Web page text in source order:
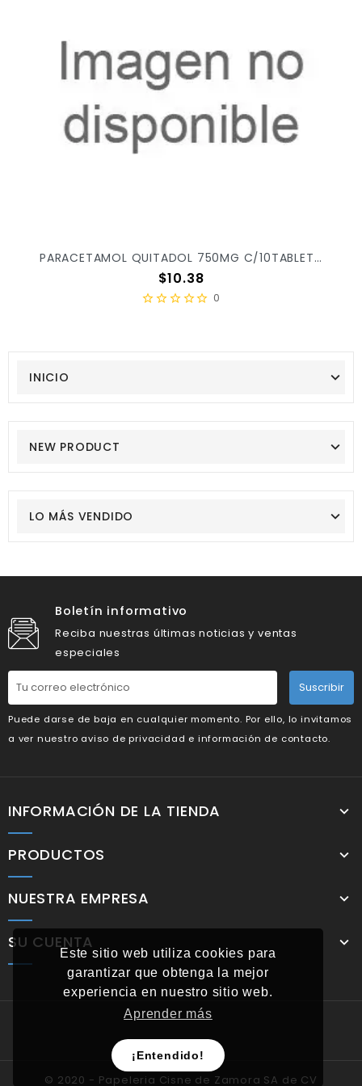
Este sitio web utiliza cookies para
garantizar que obtenga la mejor
experiencia en nuestro sitio web.
Aprender más
¡Entendido!
INICIO
NEW PRODUCT
LO MÁS VENDIDO
PARACETAMOL QUITADOL 750MG C/10TABLETAS
Precio
$10.38
0
Boletín informativo
Reciba nuestras últimas noticias y ventas
especiales
Suscribir
Puede darse de baja en cualquier momento. Por ello, lo invitamos
a ver nuestro aviso de privacidad e información de contacto.
INFORMACIÓN DE LA TIENDA
PRODUCTOS
NUESTRA EMPRESA
SU CUENTA
© 2020 - Papeleria Cisne de Zamora SA de CV